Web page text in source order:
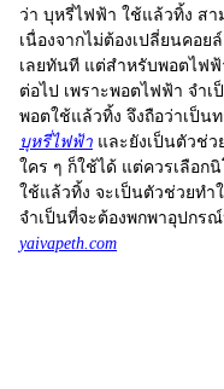
ว่า บุหรี่ไฟฟ้า ใช้แล้วทิ้ง สา
เนื่องจากไม่ต้องเปลี่ยนคอ
เลยทันที แต่สำหรับพอตไฟ
ต่อไป เพราะพอตไฟฟ้า จำ
พอตใช้แล้วทิ้ง จึงถือว่าเป็น
บุหรี่ไฟฟ้า และยังเป็นตัวช่ว
ใคร ๆ ก็ใช้ได้ แต่ควรเลือก
ใช้แล้วทิ้ง จะเป็นตัวช่วยทำ
จำเป็นที่จะต้องพกพาอุปกร
yaivapeth.com